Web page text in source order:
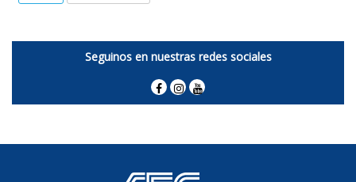
Seguinos en nuestras redes sociales